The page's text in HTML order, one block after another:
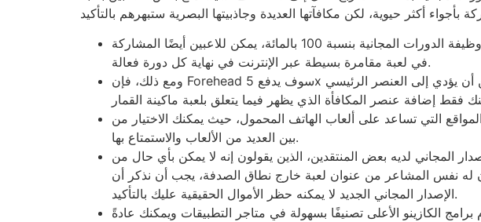
بالإضافة إلى وظيفة الدورات المجانية بنسبة 100 بالمائة، يمكن للاعبين أيضًا المشاركة
في لعبة مقامرة بسيطة عبر الإنترنت في نهاية كل دورة فعالة.
ومع ذلك، فإن Forehead سوف يدفع 5x أكثر يمكن أن يؤدي إلى العنصر الرئيسي
التي تساعد على ألعاب الهاتف المحمول، حيث يمكنك الاختيار من
بين العديد من الألعاب والاستمتاع بها.
المجاني لديه بعض المنتقدين، الذين يقولون إنه لا يمكن بأي حال من
له نفس المشاعر من عنوان لعبة خارج نطاق الصدفة، يجب أن نذكر أن
الإصدار المجاني الجديد لا يمكنه حظر الأموال الحقيقية عليك بالتأكيد.
الكازينو الأعلى تصنيفًا بسهولة في متاجر التطبيقات ويمكنك عادةً